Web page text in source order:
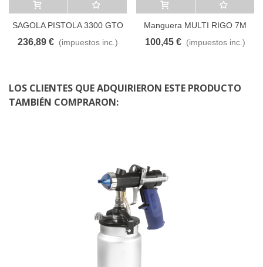
Añadir al carrito A lista de deseos
SAGOLA PISTOLA 3300 GTO
1.8 (EPA) MALETIN
236,89 € (impuestos inc.)
Añadir al carrito A lista de deseos
Manguera MULTI RIGO 7M
100,45 € (impuestos inc.)
LOS CLIENTES QUE ADQUIRIERON ESTE PRODUCTO
TAMBIÉN COMPRARON: